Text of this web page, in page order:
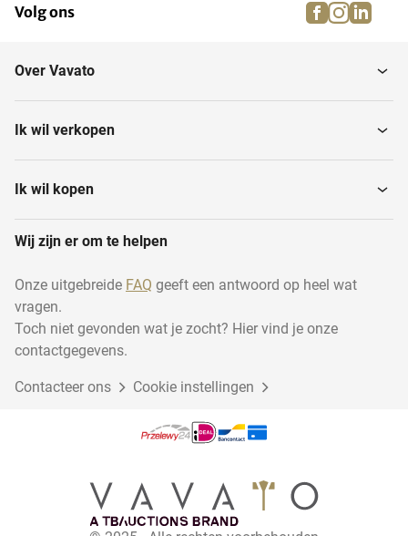
Intern transport Luchtvaart
Auto-onderdelen
Aanhangwagens
Opleggers
Grondafhandelingsmaterieel... Sneeuwscooters
Volg ons facebook
Over Vavato
Ik wil verkopen
Ik wil kopen
Wij zijn er om te helpen
Onze uitgebreide FAQ geeft een antwoord op heel wat
vragen.
Toch niet gevonden wat je zocht? Hier vind je onze
contactgegevens.
Contacteer ons Cookie instellingen